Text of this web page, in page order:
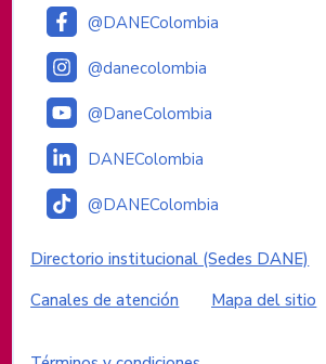
@DANEColombia
@danecolombia
@DaneColombia
DANEColombia
@DANEColombia
Enlaces institucionales
Directorio institucional (Sedes DANE)
Canales de atención
Mapa del sitio